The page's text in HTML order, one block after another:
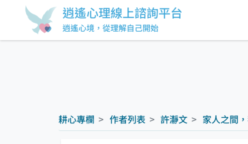
逍遙心理線上諮詢平台
逍遙心境，從理解自己開始
耕心專欄 作者列表 許瀞文 家人之間